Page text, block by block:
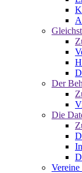
Der
Die